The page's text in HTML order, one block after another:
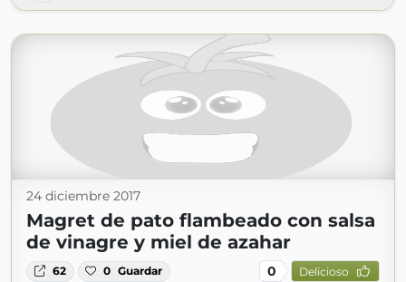
24 diciembre 2017
Magret de pato flambeado con salsa
de vinagre y miel de azahar
62 0 Guardar 0 Delicioso